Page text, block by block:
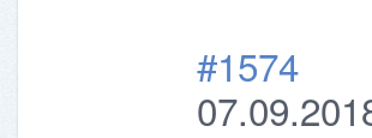
#1574